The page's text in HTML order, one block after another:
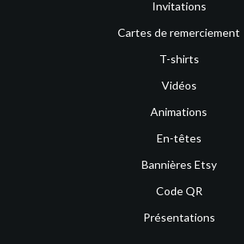
Invitations
Cartes de remerciement
T-shirts
Vidéos
Animations
En-têtes
Bannières Etsy
Code QR
Présentations